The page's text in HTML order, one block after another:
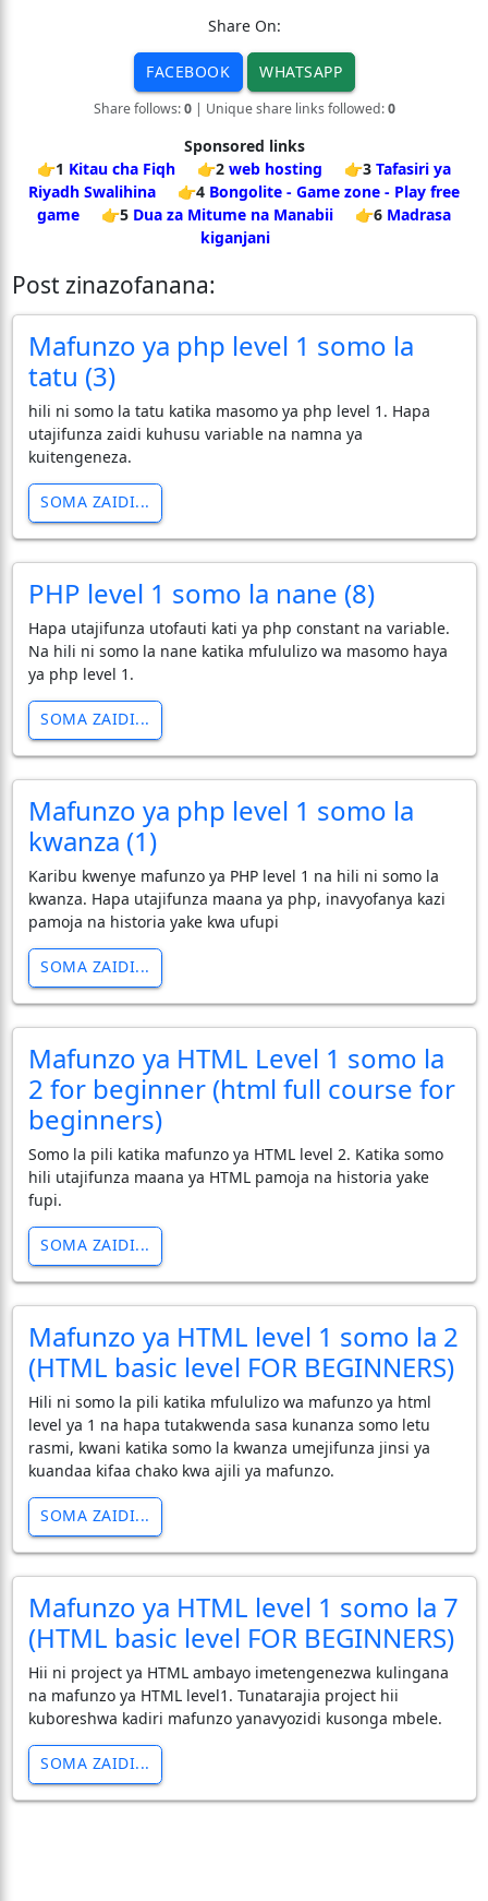
Share On:
FACEBOOK WHATSAPP
Share follows:0| Unique share links followed:0
Sponsored links
👉1 Kitau cha Fiqh 👉2 web hosting 👉3 Tafasiri ya
Riyadh Swalihina
👉4 Bongolite - Game zone - Play free
game
👉5 Dua za Mitume na Manabii 👉6 Madrasa
kiganjani
Post zinazofanana:
Mafunzo ya php level 1 somo la
tatu (3)
hili ni somo la tatu katika masomo ya php level 1. Hapa
utajifunza zaidi kuhusu variable na namna ya
kuitengeneza.
SOMA ZAIDI...
PHP level 1 somo la nane (8)
Hapa utajifunza utofauti kati ya php constant na variable.
Na hili ni somo la nane katika mfululizo wa masomo haya
ya php level 1.
SOMA ZAIDI...
Mafunzo ya php level 1 somo la
kwanza (1)
Karibu kwenye mafunzo ya PHP level 1 na hili ni somo la
kwanza. Hapa utajifunza maana ya php, inavyofanya kazi
pamoja na historia yake kwa ufupi
SOMA ZAIDI...
Mafunzo ya HTML Level 1 somo la
2 for beginner (html full course for
beginners)
Somo la pili katika mafunzo ya HTML level 2. Katika somo
hili utajifunza maana ya HTML pamoja na historia yake
fupi.
SOMA ZAIDI...
Mafunzo ya HTML level 1 somo la 2
(HTML basic level FOR BEGINNERS)
Hili ni somo la pili katika mfululizo wa mafunzo ya html
level ya 1 na hapa tutakwenda sasa kunanza somo letu
rasmi, kwani katika somo la kwanza umejifunza jinsi ya
kuandaa kifaa chako kwa ajili ya mafunzo.
SOMA ZAIDI...
Mafunzo ya HTML level 1 somo la 7
(HTML basic level FOR BEGINNERS)
Hii ni project ya HTML ambayo imetengenezwa kulingana
na mafunzo ya HTML level1. Tunatarajia project hii
kuboreshwa kadiri mafunzo yanavyozidi kusonga mbele.
SOMA ZAIDI...